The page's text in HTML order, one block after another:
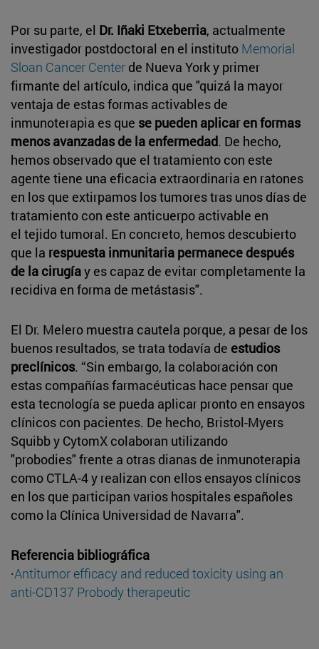
Por su parte, el Dr. Iñaki Etxeberria, actualmente
investigador postdoctoral en el instituto Memorial
Sloan Cancer Center de Nueva York y primer
firmante del artículo, indica que "quizá la mayor
ventaja de estas formas activables de
inmunoterapia es que se pueden aplicar en formas
menos avanzadas de la enfermedad. De hecho,
hemos observado que el tratamiento con este
agente tiene una eficacia extraordinaria en ratones
en los que extirpamos los tumores tras unos días de
tratamiento con este anticuerpo activable en
el tejido tumoral. En concreto, hemos descubierto
que la respuesta inmunitaria permanece después
de la cirugíay es capaz de evitar completamente la
recidiva en forma de metástasis".
El Dr. Melero muestra cautela porque, a pesar de los
buenos resultados, se trata todavía de estudios
preclínicos. “Sin embargo, la colaboración con
estas compañías farmacéuticas hace pensar que
esta tecnología se pueda aplicar pronto en ensayos
clínicos con pacientes. De hecho, Bristol-Myers
Squibb y CytomX colaboran utilizando
"probodies" frente a otras dianas de inmunoterapia
como CTLA-4 y realizan con ellos ensayos clínicos
en los que participan varios hospitales españoles
como la Clínica Universidad de Navarra".
Referencia bibliográfica
·Antitumor efficacy and reduced toxicity using an
anti-CD137 Probody therapeutic